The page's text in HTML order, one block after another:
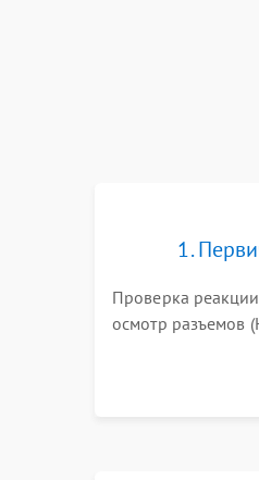
1.
Проверка
осмотр разъемов
повреждения.